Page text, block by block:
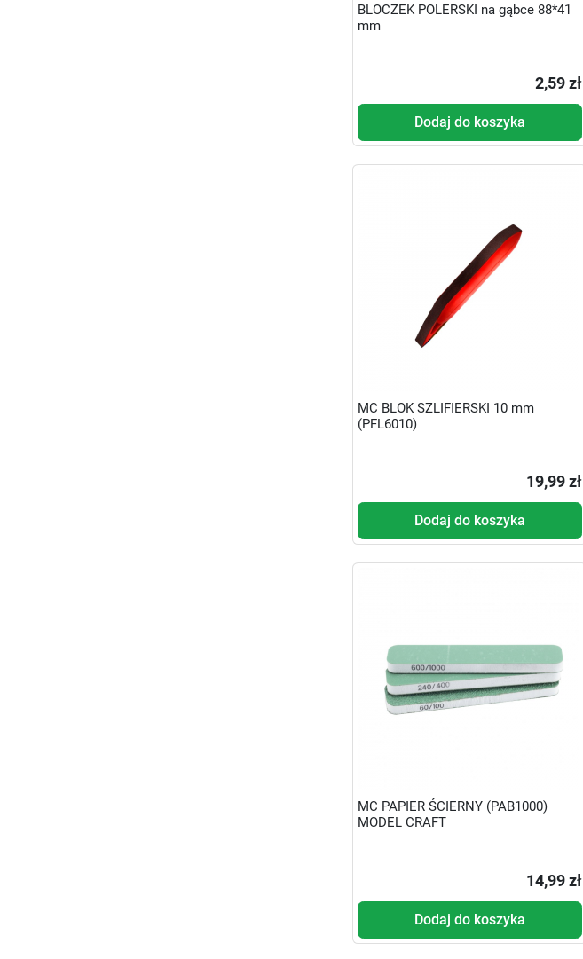
BLOCZEK POLERSKI na gąbce 88*41
mm
2,59 zł
Dodaj do koszyka
MC BLOK SZLIFIERSKI 10 mm
(PFL6010)
19,99 zł
Dodaj do koszyka
MC PAPIER ŚCIERNY (PAB1000)
MODEL CRAFT
14,99 zł
Dodaj do koszyka